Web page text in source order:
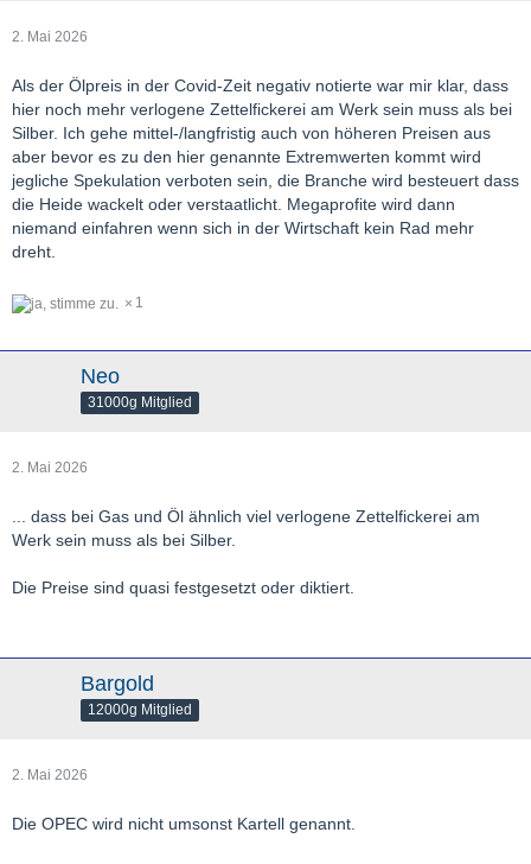
2. Mai 2026
Als der Ölpreis in der Covid-Zeit negativ notierte war mir klar, dass
hier noch mehr verlogene Zettelfickerei am Werk sein muss als bei
Silber. Ich gehe mittel-/langfristig auch von höheren Preisen aus
aber bevor es zu den hier genannte Extremwerten kommt wird
jegliche Spekulation verboten sein, die Branche wird besteuert dass
die Heide wackelt oder verstaatlicht. Megaprofite wird dann
niemand einfahren wenn sich in der Wirtschaft kein Rad mehr
dreht.
1
Neo
31000g Mitglied
2. Mai 2026
... dass bei Gas und Öl ähnlich viel verlogene Zettelfickerei am
Werk sein muss als bei Silber.
Die Preise sind quasi festgesetzt oder diktiert.
Bargold
12000g Mitglied
2. Mai 2026
Die OPEC wird nicht umsonst Kartell genannt.